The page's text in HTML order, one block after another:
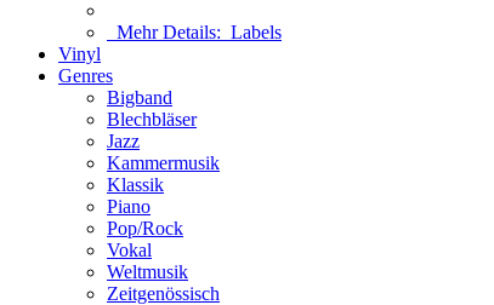
Mehr Details: Labels
Vinyl
Genres
Bigband
Blechbläser
Jazz
Kammermusik
Klassik
Piano
Pop/Rock
Vokal
Weltmusik
Zeitgenössisch